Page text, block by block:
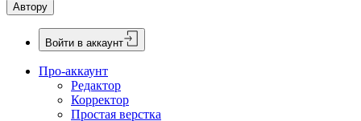
Автору
Войти в аккаунт
Про-аккаунт
Редактор
Корректор
Простая верстка